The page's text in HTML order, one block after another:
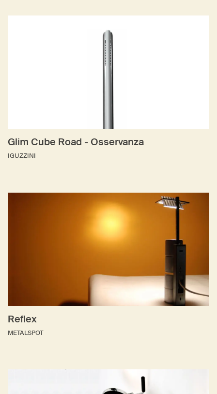
Glim Cube Road - Osservanza
IGUZZINI
Reflex
METALSPOT